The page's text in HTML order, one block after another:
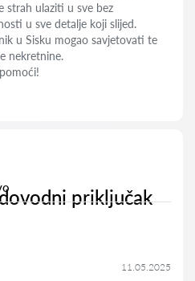
strah ulaziti u sve bez
u sve detalje koji slijed.
u Sisku mogao savjetovati te
nekretnine.
priključak
11.05.2025